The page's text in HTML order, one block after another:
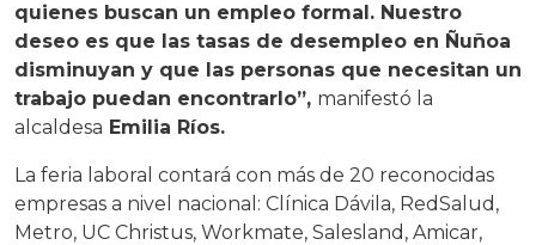
quienes buscan un empleo formal. Nuestro
deseo es que las tasas de desempleo en Ñuñoa
disminuyan y que las personas que necesitan un
trabajo puedan encontrarlo”, manifestó la
alcaldesa Emilia Ríos.
La feria laboral contará con más de 20 reconocidas
empresas a nivel nacional: Clínica Dávila, RedSalud,
Metro, UC Christus, Workmate, Salesland, Amicar,